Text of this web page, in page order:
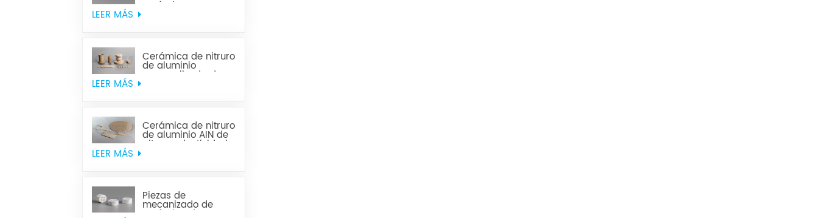
cerámica
LEER MÁS
Cerámica de nitruro
de aluminio
personalizada de
LEER MÁS
Cerámica de nitruro
de aluminio AIN de
alta conductividad
LEER MÁS
Piezas de
mecanizado de
cerámica de